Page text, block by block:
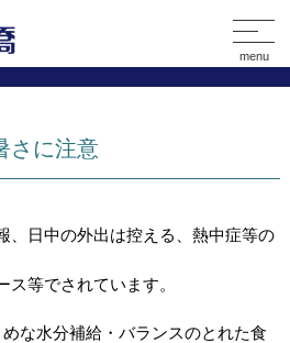
menu
さに注意
、日中の外出は控える、熱中症等の
ス等でされています。
な水分補給・バランスのとれた食